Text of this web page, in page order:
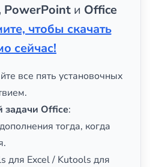
PowerPoint и Office
чтобы скачать
сейчас!
все пять установочных
задачи Office:
тогда, когда
для Excel / Kutools для